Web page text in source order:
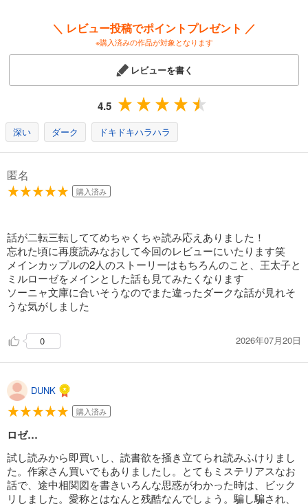
＼ レビュー投稿でポイントプレゼント ／
※購入済みの作品が対象となります
レビューを書く
4.5
深い ダーク ドキドキハラハラ
匿名
購入済み
話が二転三転しててめちゃくちゃ読み応えありました！
忘れた頃に再度読みなおして今回のレビューにいたります笑
メインカップルの2人のストーリーはもちろんのこと、王太子と
ミルローゼをメインとした話も見てみたくなります
ソーニャ文庫に合いそうなのでまた違ったダークな話が見れそ
うな気がしました
0 2026年07月20日
DUNK
購入済み
ロゼ…
試し読みから即買いし、読書欲を掻き立てられ読みふけりまし
た。作家さん買いでもありましたし。とてもミステリアスなお
話で、途中相関図を書きいろんな思惑がわかった時は、ビック
リしました。愛称とはなんと残酷なんでしょう。騙し騙され、